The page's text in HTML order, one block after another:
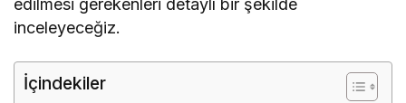
inceleyeceğiz.
İçindekiler